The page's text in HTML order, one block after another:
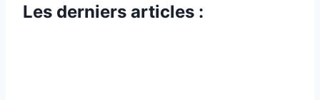
Les derniers articles :